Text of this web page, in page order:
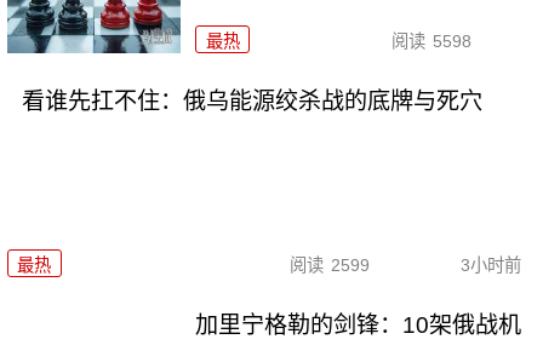
最热 阅读 5598
看谁先扛不住：俄乌能源绞杀战的底牌与死穴
最热 阅读 2599 3小时前
加里宁格勒的剑锋：10架俄战机